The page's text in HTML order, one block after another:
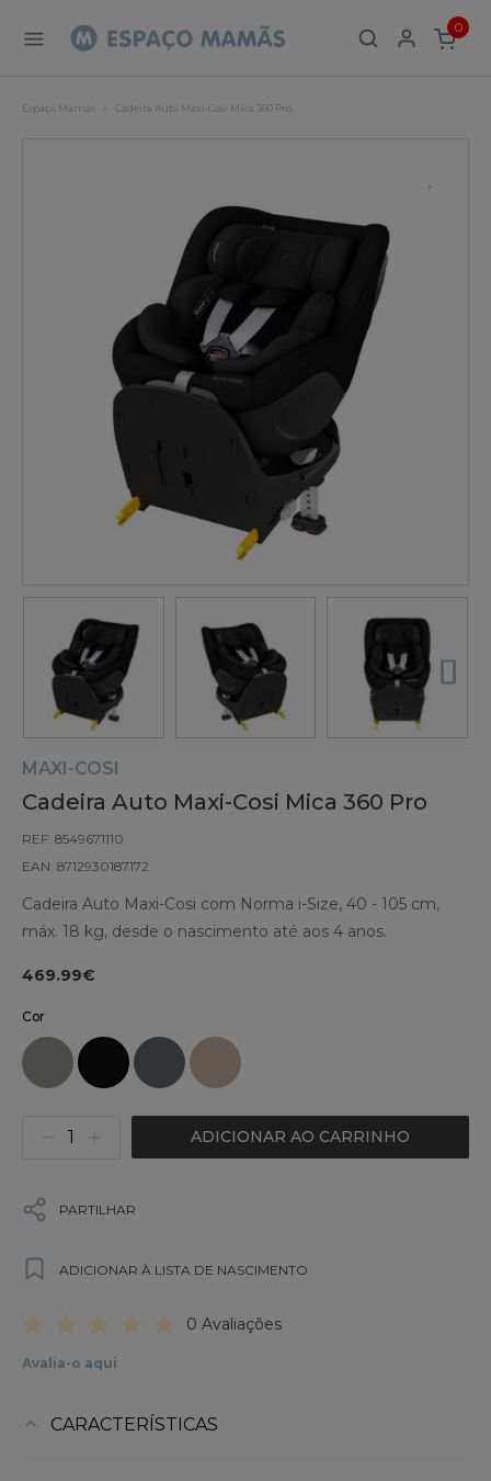
0
ITEMS
Espaço Mamãs Cadeira Auto Maxi-Cosi Mica 360 Pro
MAXI-COSI
Cadeira Auto Maxi-Cosi Mica 360 Pro
REF: 8549671110
EAN: 8712930187172
Cadeira Auto Maxi-Cosi com Norma i-Size, 40 - 105 cm,
máx. 18 kg, desde o nascimento até aos 4 anos.
469.99€
Cor
ADICIONAR AO CARRINHO
PARTILHAR
ADICIONAR À LISTA DE NASCIMENTO
0 Avaliações
Avalia-o aqui
CARACTERÍSTICAS